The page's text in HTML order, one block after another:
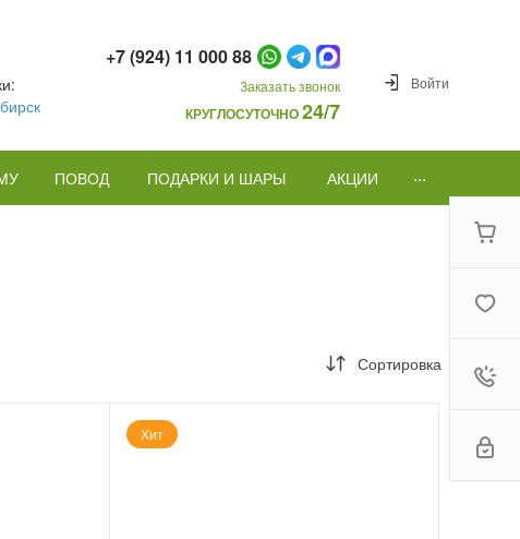
+7 (924) 11 000 88
Заказать звонок
КРУГЛОСУТОЧНО24/7
Войти
ПОВОД ПОДАРКИ И ШАРЫ АКЦИИ ...
Сортировка
Хит